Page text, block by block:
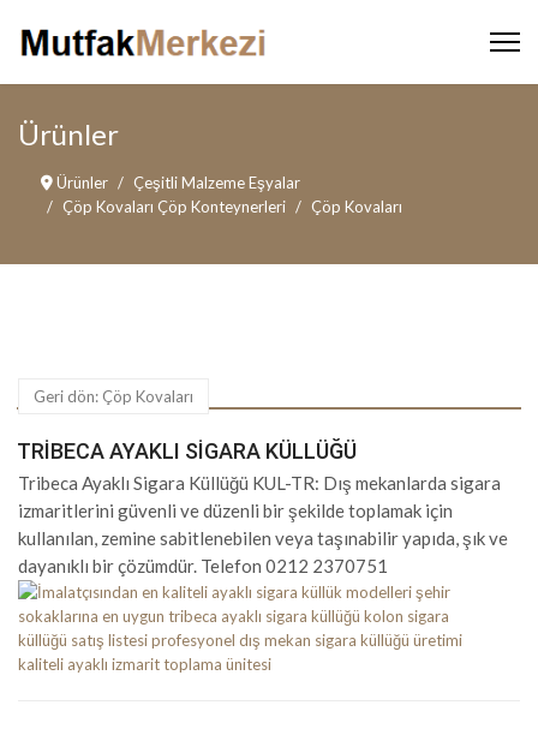
Ürünler
Ürünler
Çeşitli Malzeme Eşyalar
Çöp Kovaları Çöp Konteynerleri
Çöp Kovaları
Geri dön: Çöp Kovaları
TRIBECA AYAKLI SIGARA KÜLLÜĞÜ
Tribeca Ayaklı Sigara Küllüğü KUL-TR: Dış mekanlarda sigara
izmaritlerini güvenli ve düzenli bir şekilde toplamak için
kullanılan, zemine sabitlenebilen veya taşınabilir yapıda, şık ve
dayanıklı bir çözümdür. Telefon 0212 2370751